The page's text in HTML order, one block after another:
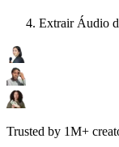
Extrair Áudio
Trusted by 1M+